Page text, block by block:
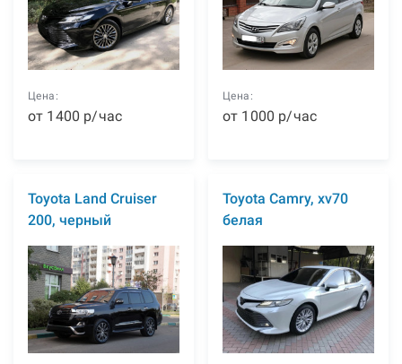
Цена:
от 1400 р/час
Цена:
от 1000 р/час
Toyota Land Cruiser
200, черный
Toyota Camry, xv70
белая